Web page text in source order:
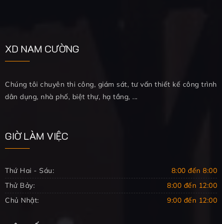
XD NAM CƯỜNG
Chúng tôi chuyên thi công, giám sát, tư vấn thiết kế công trình
dân dụng, nhà phố, biệt thự, hạ tầng, ...
GIỜ LÀM VIỆC
Thứ Hai - Sáu:
8:00 đến 8:00
Thử Bảy:
8:00 đến 12:00
Chủ Nhật:
9:00 đến 12:00